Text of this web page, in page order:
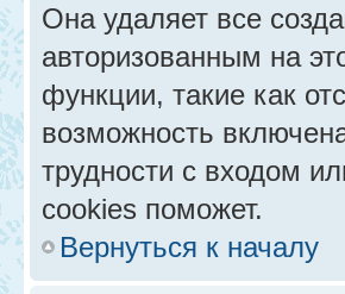
Она удаляет все
авторизованным на
функции, такие как
возможность
трудности с входом
cookies поможет.
Вернуться к началу